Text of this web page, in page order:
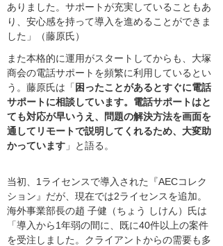
ありました。サポートが充実していることもあ
り、安心感を持って導入を進めることができま
した」（藤原氏）
また本格的に運用がスタートしてからも、大塚
商会の電話サポートを頻繁に利用しているとい
う。藤原氏は「 困ったことがあるとすぐに電話
サポートに相談しています。電話サポートはと
ても対応が早いうえ、問題の解決方法を画面を
通してリモートで説明してくれるため、大変助
かっています 」と語る。
当初、1ライセンスで導入された『AECコレク
ション』だが、現在では2ライセンスを追加。
海外事業部長の趙 子健（ちょう しけん）氏は
「導入から1年弱の間に、既に40件以上の案件
を受注しました。クライアントからの需要も多